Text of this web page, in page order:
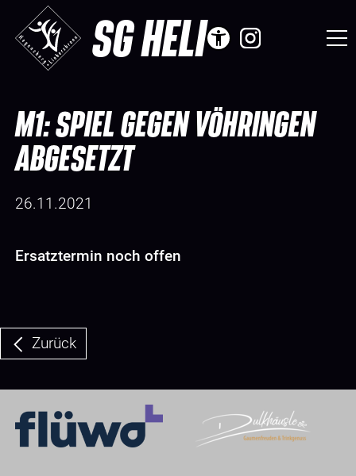
SG HELI
M1: SPIEL GEGEN VÖHRINGEN
ABGESETZT
26.11.2021
Ersatztermin noch offen
Zurück